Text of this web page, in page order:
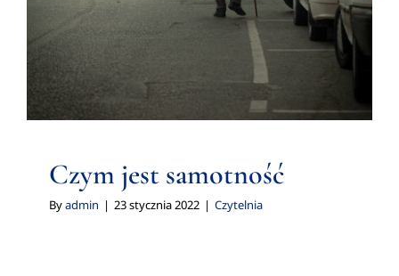
Czym jest samotność
Byadmin | 23 stycznia 2022 | Czytelnia